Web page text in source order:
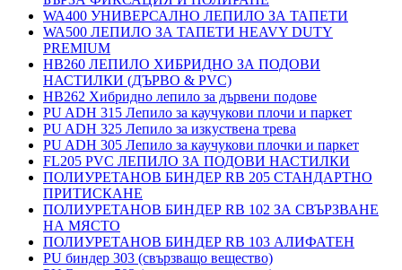
WA400 УНИВЕРСАЛНО ЛЕПИЛО ЗА ТАПЕТИ
WA500 ЛЕПИЛО ЗА ТАПЕТИ HEAVY DUTY
PREMIUM
HB260 ЛЕПИЛО ХИБРИДНО ЗА ПОДОВИ
НАСТИЛКИ (ДЪРВО & PVC)
HB262 Хибридно лепило за дървени подове
PU ADH 315 Лепило за каучукови плочи и паркет
PU ADH 325 Лепило за изкуствена трева
PU ADH 305 Лепило за каучукови плочки и паркет
FL205 PVC ЛЕПИЛО ЗА ПОДОВИ НАСТИЛКИ
ПОЛИУРЕТАНОВ БИНДЕР RB 205 СТАНДАРТНО
ПРИТИСКАНЕ
ПОЛИУРЕТАНОВ БИНДЕР RB 102 ЗА СВЪРЗВАНЕ
НА МЯСТО
ПОЛИУРЕТАНОВ БИНДЕР RB 103 АЛИФАТЕН
PU биндер 303 (свързващо вещество)